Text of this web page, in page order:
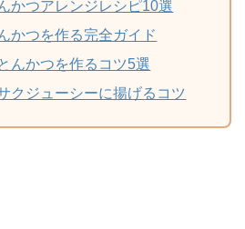
かつアレンジレシピ10選
かつを作る完全ガイド
んかつを作るコツ5選
クジューシーに揚げるコツ